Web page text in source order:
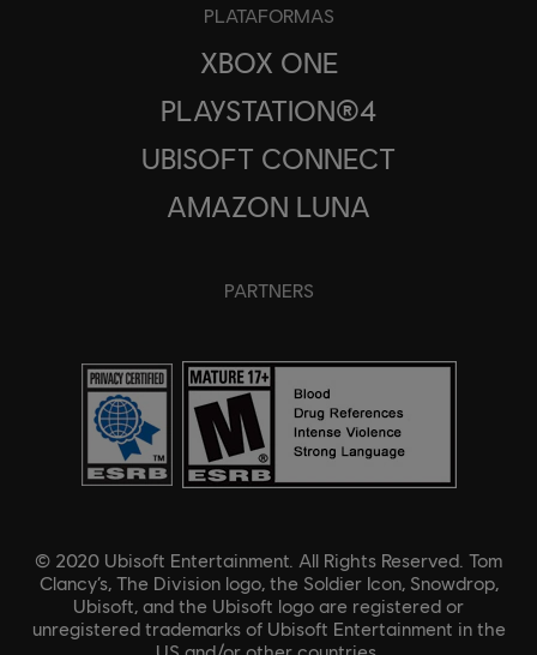
PLATAFORMAS
XBOX ONE
PLAYSTATION®4
UBISOFT CONNECT
AMAZON LUNA
PARTNERS
© 2020 Ubisoft Entertainment. All Rights Reserved. Tom
Clancy’s, The Division logo, the Soldier Icon, Snowdrop,
Ubisoft, and the Ubisoft logo are registered or
unregistered trademarks of Ubisoft Entertainment in the